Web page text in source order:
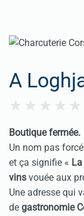
A
Boutique fermée.
Un nom pas
et ça signifie «
vins vouée aux
Une adresse qui
de gastronomie